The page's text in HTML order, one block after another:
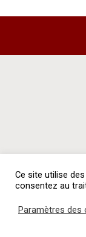
Ce site utilise
consentez au
Paramètres des